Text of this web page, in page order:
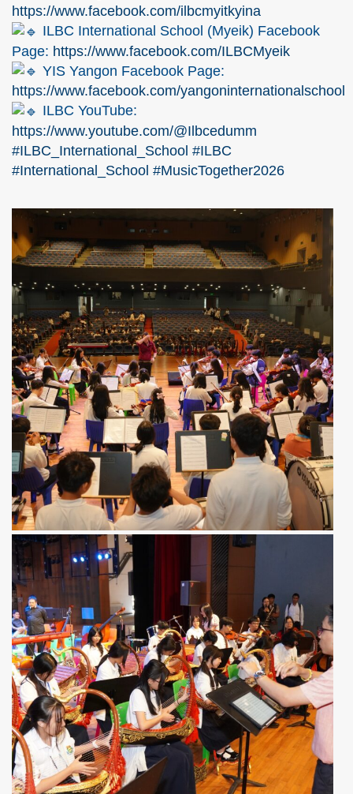
https://www.facebook.com/ilbcmyitkyina
ILBC International School (Myeik) Facebook
Page: https://www.facebook.com/ILBCMyeik
YIS Yangon Facebook Page:
https://www.facebook.com/yangoninternationalschool
ILBC YouTube:
https://www.youtube.com/@Ilbcedumm
#ILBC_International_School #ILBC
#International_School #MusicTogether2026